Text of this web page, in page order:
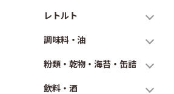
レトルト
調味料・油
粉類・乾物・海苔・缶詰
飲料・酒